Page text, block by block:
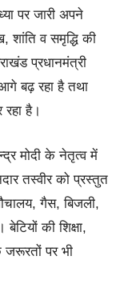
पर जारी अपने
व समृद्धि की
प्रधानमंत्री
बढ़ रहा है तथा
है।
मोदी के नेतृत्व में
तस्वीर को प्रस्तुत
गैस, बिजली,
की शिक्षा,
पर भी